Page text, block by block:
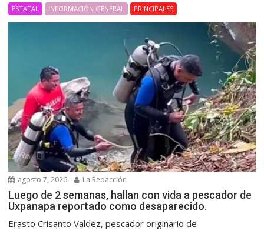
ESTATAL INFORMACIÓN GENERAL PRINCIPALES
agosto 7, 2026 La Redacción
Luego de 2 semanas, hallan con vida a pescador de
Uxpanapa reportado como desaparecido.
Erasto Crisanto Valdez, pescador originario de